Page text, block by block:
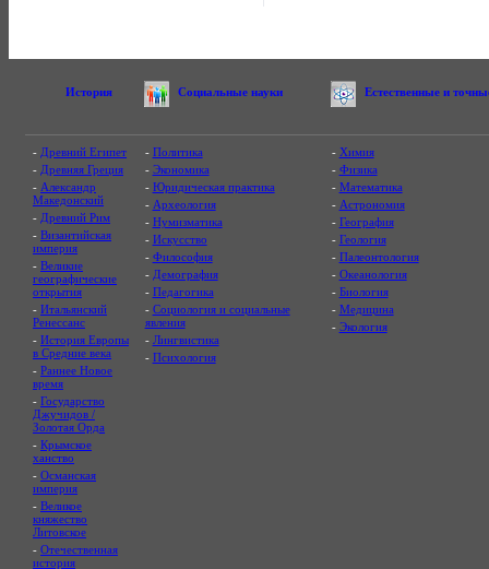
История Социальные науки Естественные и
- Древний Египет
- Древняя Греция
- Александр
Македонский
- Древний Рим
- Византийская
империя
- Великие
географические
открытия
- Итальянский
Ренессанс
- История Европы
в Средние века
- Раннее Новое
время
- Государство
Джучидов /
Золотая Орда
- Крымское
ханство
- Османская
империя
- Великое
княжество
Литовское
- Отечественная
история
- Политика
- Экономика
- Юридическая практика
- Археология
- Нумизматика
- Искусство
- Философия
- Демография
- Педагогика
- Социология и социальные
явления
- Лингвистика
- Психология
- Химия
- Физика
- Математика
- Астрономия
- География
- Геология
- Палеонтология
- Океанология
- Биология
- Медицина
- Экология